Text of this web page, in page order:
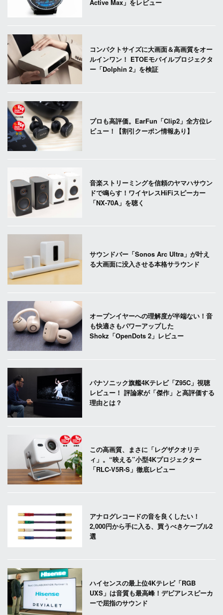
Active Max」をレビュー
コンパクトサイズに大画面＆高画質をオー
ルインワン！ ETOEモバイルプロジェクタ
ー「Dolphin 2」を検証
プロも高評価。EarFun「Clip2」全方位レ
ビュー！【割引クーポン情報あり】
音楽ストリーミングを信頼のヤマハサウン
ドで鳴らす！ワイヤレスHiFiスピーカー
「NX-70A」を聴く
サウンドバー「Sonos Arc Ultra」が叶え
る大画面に没入させる本格サラウンド
オープンイヤーへの理解度が半端ない！音
も快適さもパワーアップした
Shokz「OpenDots 2」レビュー
パナソニック旗艦4Kテレビ「Z95C」視聴
レビュー！ 評論家が「傑作」と高評価する
理由とは？
この高画質、まさに「レグザクオリテ
ィ」。“映える”小型4Kプロジェクター
「RLC-V5R-S」徹底レビュー
アナログレコードの音を良くしたい！
2,000円から手に入る、買うべきケーブル2
選
ハイセンスの最上位4Kテレビ「RGB
UXS」は音質も最高峰！デビアレスピーカ
ーで屈指のサウンド